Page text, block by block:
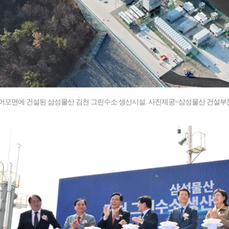
모면에 건설된 삼성물산 김천 그린수소 생산시설. 사진제공=삼성물산 건설부